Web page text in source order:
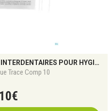
DEPROPHAR : ACCESSOIRES INTERDENTAIRES POUR HYGIÈNE BUCCO-DENTAIRE
Trace Comp 10
10€